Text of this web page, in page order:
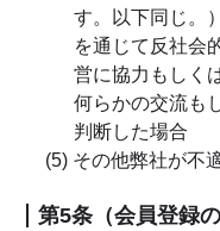
す。以下同じ。
を通じて反社会
営に協力もしく
何らかの交流も
判断した場合
(5) その他弊社が不
第5条（会員登録の